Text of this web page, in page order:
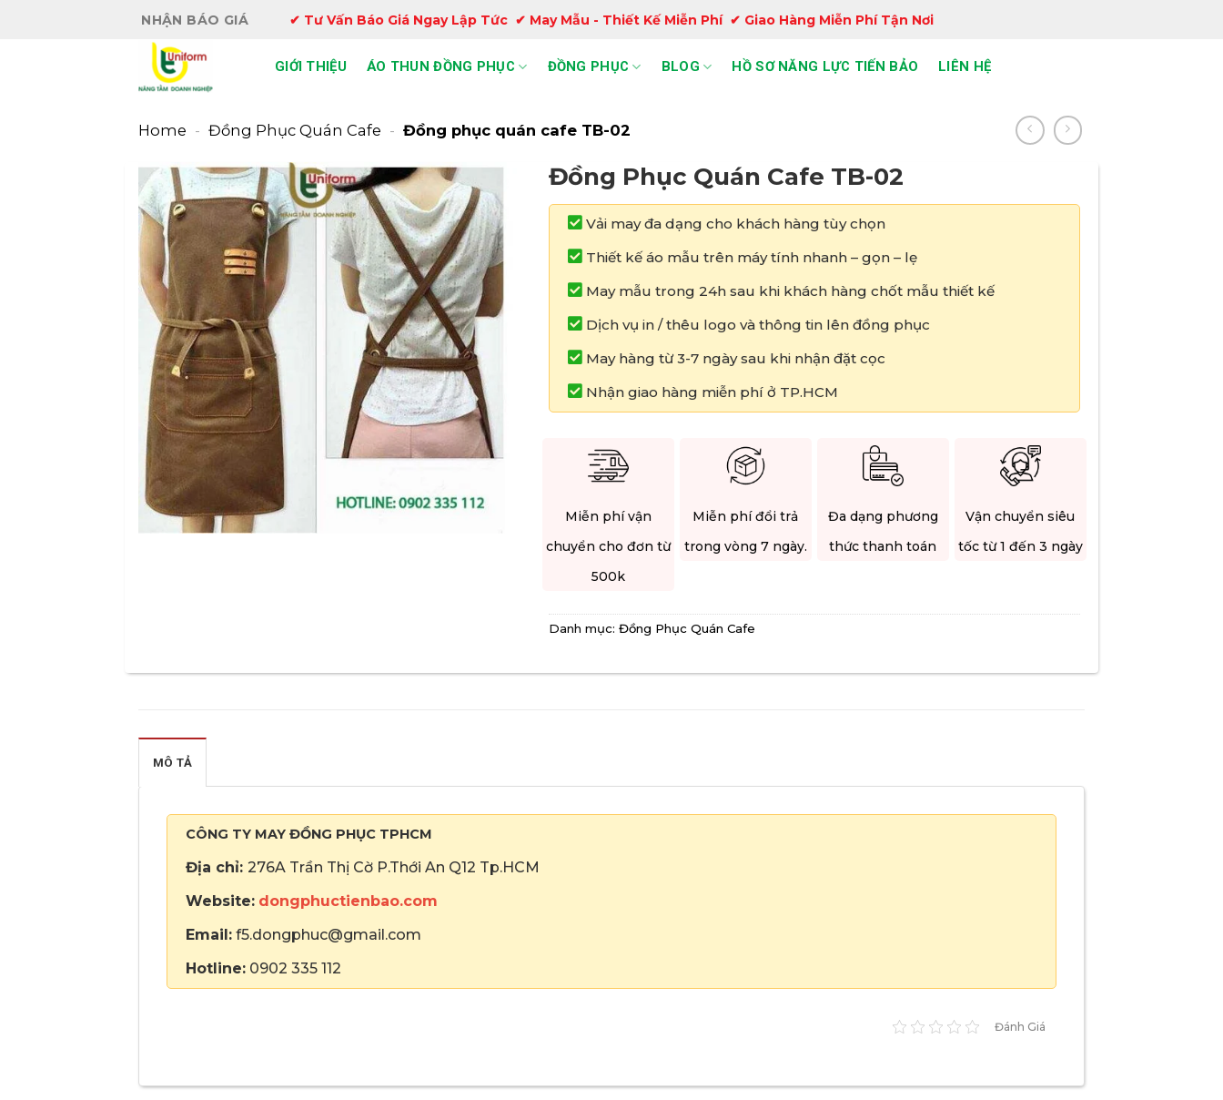
NHẬN BÁO GIÁ ✔ Tư Vấn Báo Giá Ngay Lập Tức ✔ May Mẫu - Thiết Kế Miễn Phí ✔ Giao Hàng Miễn Phí Tận Nơi
GIỚI THIỆU ÁO THUN ĐỒNG PHỤC ĐỒNG PHỤC BLOG HỒ SƠ NĂNG LỰC TIẾN BẢO LIÊN HỆ
Home - Đồng Phục Quán Cafe - Đồng phục quán cafe TB-02
Đồng Phục Quán Cafe TB-02
Vải may đa dạng cho khách hàng tùy chọn
Thiết kế áo mẫu trên máy tính nhanh – gọn – lẹ
May mẫu trong 24h sau khi khách hàng chốt mẫu thiết kế
Dịch vụ in / thêu logo và thông tin lên đồng phục
May hàng từ 3-7 ngày sau khi nhận đặt cọc
Nhận giao hàng miễn phí ở TP.HCM
Miễn phí vận
chuyển cho đơn từ
500k
Miễn phí đổi trả
trong vòng 7 ngày.
Đa dạng phương
thức thanh toán
Vận chuyển siêu
tốc từ 1 đến 3 ngày
Danh mục: Đồng Phục Quán Cafe
MÔ TẢ
CÔNG TY MAY ĐỒNG PHỤC TPHCM
Địa chỉ: 276A Trần Thị Cờ P.Thới An Q12 Tp.HCM
Website: dongphuctienbao.com
Email: f5.dongphuc@gmail.com
Hotline: 0902 335 112
Đánh Giá